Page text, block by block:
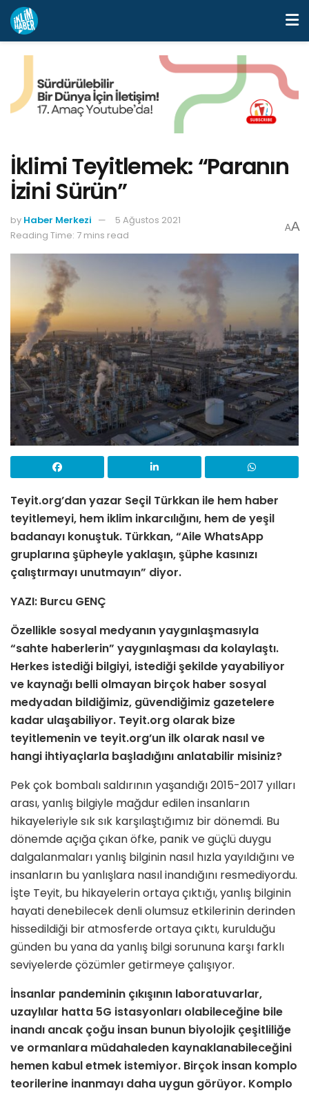
İklimi Teyitlemek: “Paranın
İzini Sürün”
by Haber Merkezi
5 Ağustos 2021
Reading Time: 7 mins read
AA
Teyit.org’dan yazar Seçil Türkkan ile hem haber
teyitlemeyi, hem iklim inkarcılığını, hem de yeşil
badanayı konuştuk. Türkkan, “Aile WhatsApp
gruplarına şüpheyle yaklaşın, şüphe kasınızı
çalıştırmayı unutmayın” diyor.
YAZI: Burcu GENÇ
Özellikle sosyal medyanın yaygınlaşmasıyla
“sahte haberlerin” yaygınlaşması da kolaylaştı.
Herkes istediği bilgiyi, istediği şekilde yayabiliyor
ve kaynağı belli olmayan birçok haber sosyal
medyadan bildiğimiz, güvendiğimiz gazetelere
kadar ulaşabiliyor. Teyit.org olarak bize
teyitlemenin ve teyit.org’un ilk olarak nasıl ve
hangi ihtiyaçlarla başladığını anlatabilir misiniz?
Pek çok bombalı saldırının yaşandığı 2015-2017 yılları
arası, yanlış bilgiyle mağdur edilen insanların
hikayeleriyle sık sık karşılaştığımız bir dönemdi. Bu
dönemde açığa çıkan öfke, panik ve güçlü duygu
dalgalanmaları yanlış bilginin nasıl hızla yayıldığını ve
insanların bu yanlışlara nasıl inandığını resmediyordu.
İşte Teyit, bu hikayelerin ortaya çıktığı, yanlış bilginin
hayati denebilecek denli olumsuz etkilerinin derinden
hissedildiği bir atmosferde ortaya çıktı, kurulduğu
günden bu yana da yanlış bilgi sorununa karşı farklı
seviyelerde çözümler getirmeye çalışıyor.
İnsanlar pandeminin çıkışının laboratuvarlar,
uzaylılar hatta 5G istasyonları olabileceğine bile
inandı ancak çoğu insan bunun biyolojik çeşitliliğe
ve ormanlara müdahaleden kaynaklanabileceğini
hemen kabul etmek istemiyor. Birçok insan komplo
teorilerine inanmayı daha uygun görüyor. Komplo